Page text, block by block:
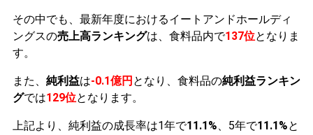
その中でも、最新年度におけるイートアンドホールディ
ングスの売上高ランキングは、食料品内で137位となりま
す。
また、 純利益は-0.1億円 となり、食料品の純利益ランキン
グでは129位となります。
上記より、純利益の成長率は1年で11.1%、5年で11.1%と